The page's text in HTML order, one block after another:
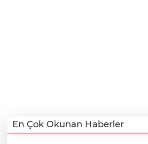
En Çok Okunan Haberler